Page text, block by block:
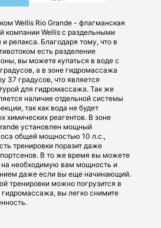
Wellis Rio Grande - флагманская
компании Wellis c раздельными
релакса. Благодаря тому, что в
есть разделение
вы можете купаться в воде с
а в зоне гидромассажа
37 градусов, что является
для гидромассажа. Так же
наличие отдельной системы
так как вода не будет
химических реагентов. В зоне
установлен мощный
общей мощностью 10 л.с.,
тренировки поразит даже
В то же время вы можете
на необходимую вам мощность и
даже если вы еще начинающий.
тренировки можно погрузится в
гидромассажа, вы легко снимите